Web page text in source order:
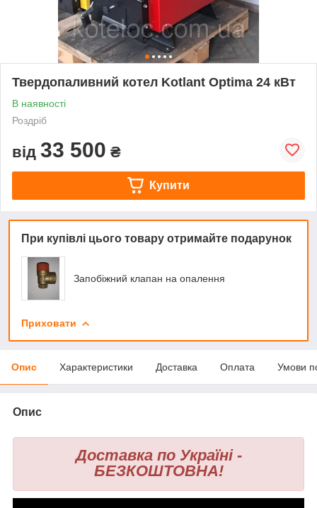
Твердопаливний котел Kotlant Optima 24 кВт
В наявності
Роздріб
від 33 500 ₴
Купити
При купівлі цього товару отримайте подарунок
Запобіжний клапан на опалення
Приховати
Опис Характеристики Доставка Оплата Умови
Опис
Доставка по Україні -
БЕЗКОШТОВНА!